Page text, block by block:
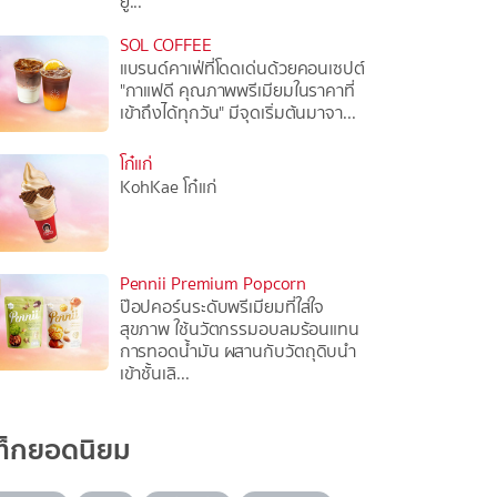
SOL COFFEE
แบรนด์คาเฟ่ที่โดดเด่นด้วยคอนเซปต์
"กาแฟดี คุณภาพพรีเมียมในราคาที่
เข้าถึงได้ทุกวัน" มีจุดเริ่มต้นมาจา...
โก๋แก่
KohKae โก๋แก่
Pennii Premium Popcorn
ป๊อปคอร์นระดับพรีเมียมที่ใส่ใจ
สุขภาพ ใช้นวัตกรรมอบลมร้อนแทน
การทอดน้ำมัน ผสานกับวัตถุดิบนำ
เข้าชั้นเลิ...
กยอดนิยม